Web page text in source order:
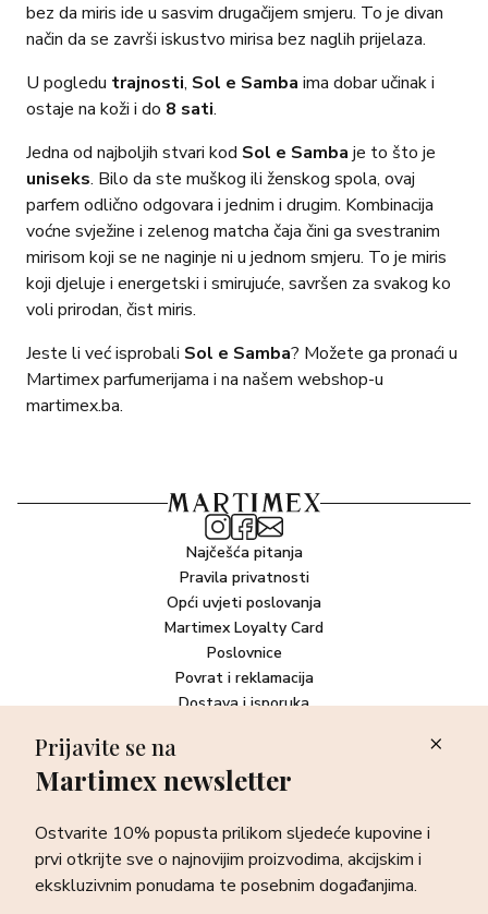
bez da miris ide u sasvim drugačijem smjeru. To je divan
način da se završi iskustvo mirisa bez naglih prijelaza.
U pogledu trajnosti, Sol e Samba ima dobar učinak i
ostaje na koži i do 8 sati.
Jedna od najboljih stvari kod Sol e Samba je to što je
uniseks. Bilo da ste muškog ili ženskog spola, ovaj
parfem odlično odgovara i jednim i drugim. Kombinacija
voćne svježine i zelenog matcha čaja čini ga svestranim
mirisom koji se ne naginje ni u jednom smjeru. To je miris
koji djeluje i energetski i smirujuće, savršen za svakog ko
voli prirodan, čist miris.
Jeste li već isprobali Sol e Samba? Možete ga pronaći u
Martimex parfumerijama i na našem webshop-u
martimex.ba.
Najčešća pitanja
Pravila privatnosti
Opći uvjeti poslovanja
Martimex Loyalty Card
Poslovnice
Povrat i reklamacija
Dostava i isporuka
Newsletter
sve o najnovijim proizvodima, akcijskim i ekskluzivnim
ponudama te posebnim događanjima.
Prijava
Prijavite se na
Martimex newsletter
Ostvarite 10% popusta prilikom sljedeće kupovine i
prvi otkrijte sve o najnovijim proizvodima, akcijskim i
ekskluzivnim ponudama te posebnim događanjima.